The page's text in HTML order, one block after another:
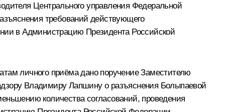
Центрального управления Федеральной
требований действующего
в Администрацию Президента Российской
личного приёма дано поручение Заместителю
Владимиру Лапшину о разъяснения Болыпаевой
количества согласований, проведения